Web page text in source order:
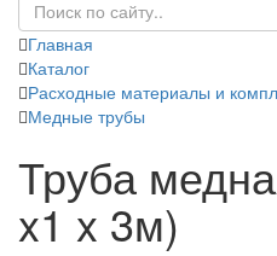
Главная
Каталог
Расходные материалы и
Медные трубы
Труба
x1 x 3м)